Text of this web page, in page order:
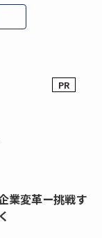
業変革ー挑戦す